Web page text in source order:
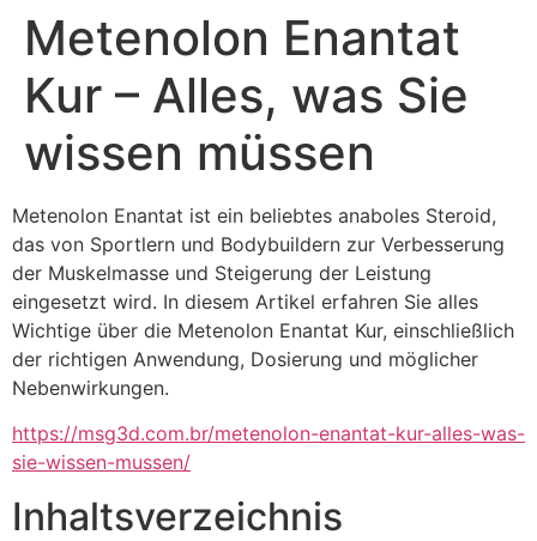
Metenolon Enantat
Kur – Alles, was Sie
wissen müssen
Metenolon Enantat ist ein beliebtes anaboles Steroid,
das von Sportlern und Bodybuildern zur Verbesserung
der Muskelmasse und Steigerung der Leistung
eingesetzt wird. In diesem Artikel erfahren Sie alles
Wichtige über die Metenolon Enantat Kur, einschließlich
der richtigen Anwendung, Dosierung und möglicher
Nebenwirkungen.
https://msg3d.com.br/metenolon-enantat-kur-alles-was-
sie-wissen-mussen/
Inhaltsverzeichnis